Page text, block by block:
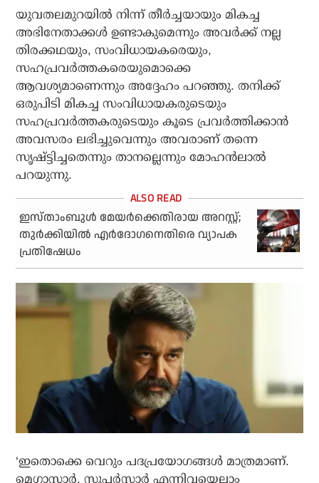
യുവതലമുറയില്‍ നിന്ന് തീര്‍ച്ചയായും മികച്ച
അഭിനേതാക്കള്‍ ഉണ്ടാകുമെന്നും അവര്‍ക്ക് നല്ല
തിരക്കഥയും, സംവിധായകരെയും,
സഹപ്രവര്‍ത്തകരെയുമൊക്കെ
ആവശ്യമാണെന്നും അദ്ദേഹം പറഞ്ഞു. തനിക്ക്
ഒരുപിടി മികച്ച സംവിധായകരുടെയും
സഹപ്രവര്‍ത്തകരുടെയും കൂടെ പ്രവര്‍ത്തിക്കാന്‍
അവസരം ലഭിച്ചുവെന്നും അവരാണ് തന്നെ
സൃഷ്ട്ടിച്ചതെന്നും താനല്ലെന്നും മോഹന്‍ലാല്‍
പറയുന്നു.
ഇസ്താംബുള്‍ മേയര്‍ക്കെതിരായ അറസ്റ്റ്;
തുര്‍ക്കിയില്‍ എര്‍ദോഗനെതിരെ വ്യാപക
പ്രതിഷേധം
‘ഇതൊക്കെ വെറും പദപ്രയോഗങ്ങള്‍ മാത്രമാണ്.
മെഗാസ്റ്റാര്‍, സൂപ്പര്‍സ്റ്റാര്‍ എന്നിവയെല്ലാം